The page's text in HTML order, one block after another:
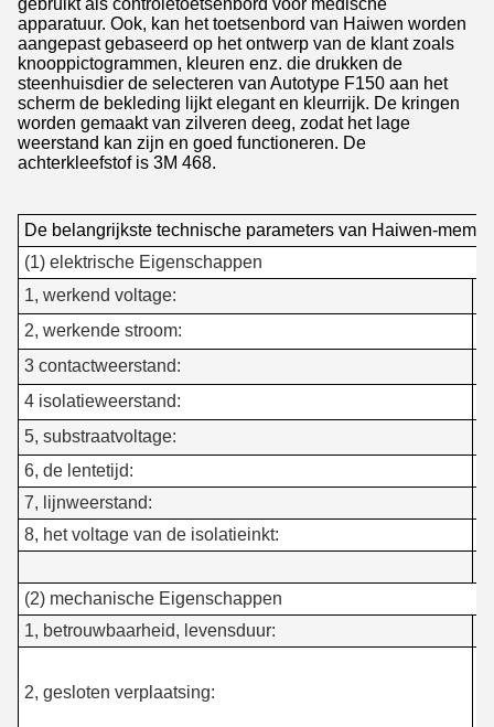
gebruikt als controletoetsenbord voor medische
apparatuur. Ook, kan het toetsenbord van Haiwen worden
aangepast gebaseerd op het ontwerp van de klant zoals
knooppictogrammen, kleuren enz. die drukken de
steenhuisdier de selecteren van Autotype F150 aan het
scherm de bekleding lijkt elegant en kleurrijk. De kringen
worden gemaakt van zilveren deeg, zodat het lage
weerstand kan zijn en goed functioneren. De
achterkleefstof is 3M 468.
De belangrijkste technische parameters van Haiwen-
(1) elektrische Eigenschappen
1, werkend voltage:
2, werkende stroom:
3 contactweerstand:
4 isolatieweerstand:
5, substraatvoltage:
6, de lentetijd:
7, lijnweerstand:
8, het voltage van de isolatieinkt:
(2) mechanische Eigenschappen
1, betrouwbaarheid, levensduur:
2, gesloten verplaatsing: